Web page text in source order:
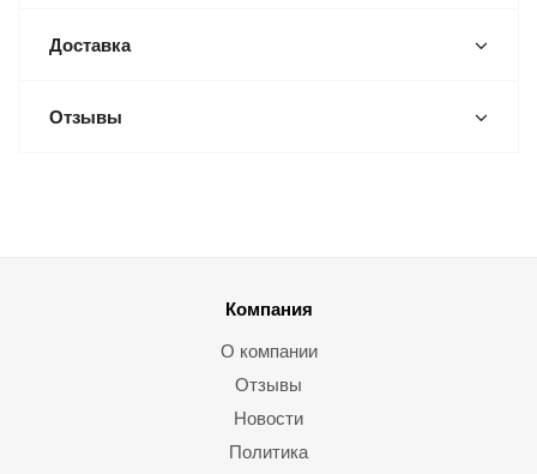
Доставка
Отзывы
Компания
О компании
Отзывы
Новости
Политика